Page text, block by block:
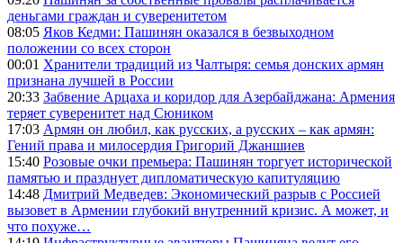
деньгами граждан и суверенитетом
08:05 Яков Кедми: Пашинян оказался в безвыходном
положении со всех сторон
00:01 Хранители традиций из Чалтыря: семья донских армян
признана лучшей в России
20:33 Забвение Арцаха и коридор для Азербайджана: Армения
теряет суверенитет над Сюником
17:03 Армян он любил, как русских, а русских – как армян:
Гений права и милосердия Григорий Джаншиев
15:40 Розовые очки премьера: Пашинян торгует исторической
памятью и празднует дипломатическую капитуляцию
14:48 Дмитрий Медведев: Экономический разрыв с Россией
вызовет в Армении глубокий внутренний кризис. А может, и
что похуже…